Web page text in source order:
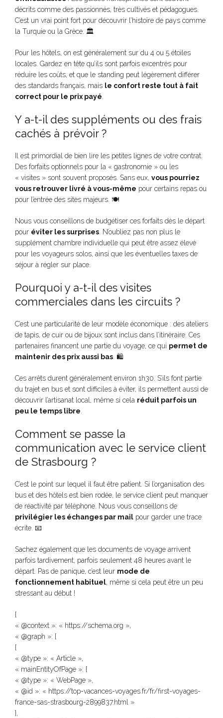
décrits comme des passionnés, très cultivés et pédagogues.
C’est un vrai point fort pour découvrir l’histoire de pays comme
la Turquie ou la Grèce. 🏛️
Pour les hôtels, on est généralement sur du 4 ou 5 étoiles
locales. Gardez en tête qu’ils sont parfois excentrés pour
réduire les coûts, et que le standing peut légèrement différer
des standards français, mais le confort reste tout à fait
correct pour le prix payé.
Y a-t-il des suppléments ou des frais
cachés à prévoir ?
Il est primordial de bien lire les petites lignes de votre contrat.
Des forfaits optionnels pour la « gastronomie » ou les
« visites » sont souvent proposés. Sans eux, vous pourriez
vous retrouver livré à vous-même pour certains repas ou
pour l’entrée des sites majeurs. 🍽️
Nous vous conseillons de budgétiser ces forfaits dès le départ
pour éviter les surprises. N’oubliez pas non plus le
supplément chambre individuelle qui peut être assez élevé
pour les voyageurs solos, ainsi que les éventuelles taxes de
séjour à régler sur place.
Pourquoi y a-t-il des visites
commerciales dans les circuits ?
C’est une particularité de leur modèle économique : des ateliers
de tapis, de cuir ou de bijoux sont inclus dans l’itinéraire. Ces
partenaires financent une partie du voyage, ce qui permet de
maintenir des prix aussi bas. 🛍️
Ces arrêts durent généralement environ 1h30. S’ils font partie
du trajet en bus et sont difficiles à éviter, ils permettent aussi de
découvrir l’artisanat local, même si cela réduit parfois un
peu le temps libre.
Comment se passe la
communication avec le service client
de Strasbourg ?
C’est le point sur lequel il faut être patient. Si l’organisation des
bus et des hôtels est bien rodée, le service client peut manquer
de réactivité par téléphone. Nous vous conseillons de
privilégier les échanges par mail pour garder une trace
écrite. 📧
Sachez également que les documents de voyage arrivent
parfois tardivement, parfois seulement 48 heures avant le
départ. Pas de panique, c’est leur mode de
fonctionnement habituel, même si cela peut être un peu
stressant au début !
{
« @context »: « https://schema.org »,
« @graph »: [
{
« @type »: « Article »,
« mainEntityOfPage »: {
« @type »: « WebPage »,
« @id »: « https://top-vacances-voyages.fr/fr/first-voyages-
france-sas-strasbourg-2899837.html »
},